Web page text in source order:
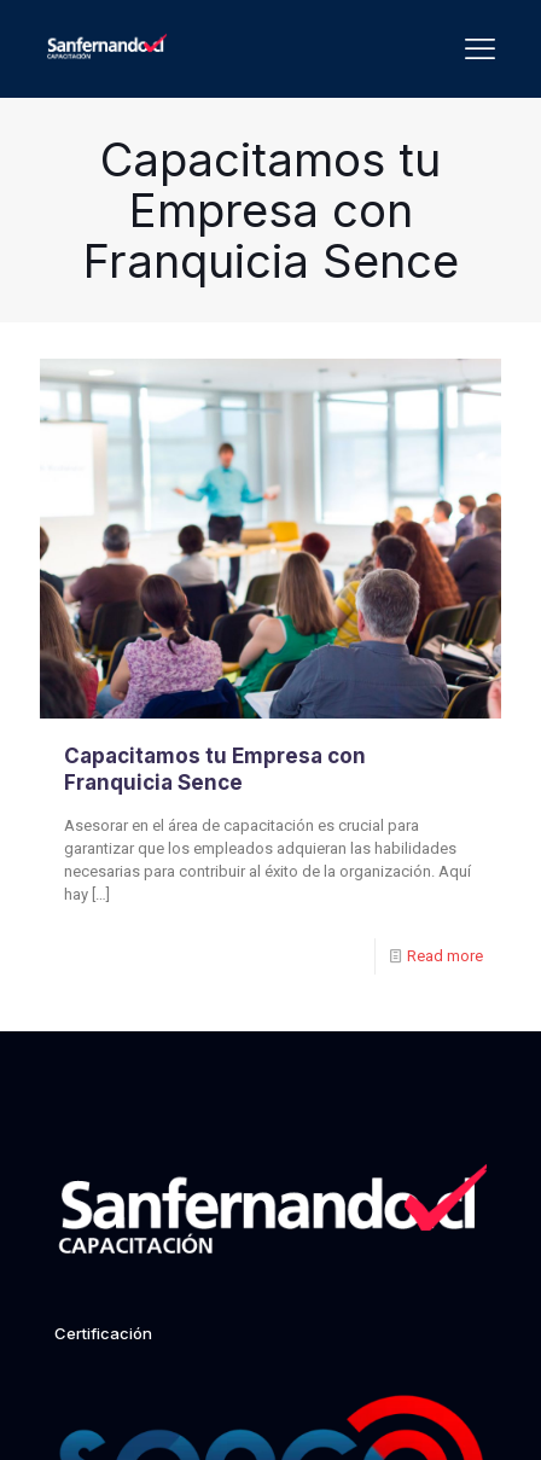
Capacitamos tu
Empresa con
Franquicia Sence
Capacitamos tu Empresa con
Franquicia Sence
Asesorar en el área de capacitación es crucial para
garantizar que los empleados adquieran las habilidades
necesarias para contribuir al éxito de la organización. Aquí
hay […]
Read more
Certificación